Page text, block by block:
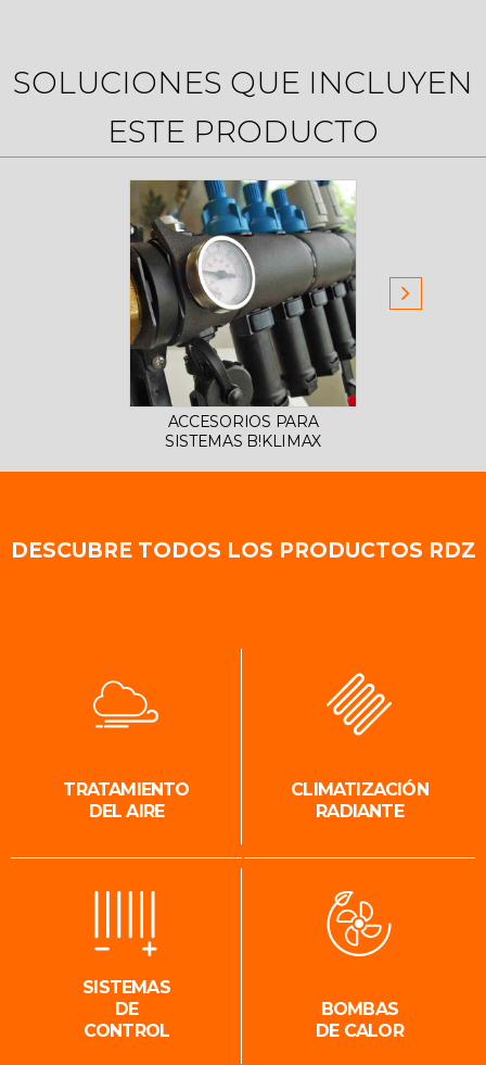
SOLUCIONES QUE INCLUYEN
ESTE PRODUCTO
ACCESORIOS PARA
SISTEMAS B!KLIMAX
DESCUBRE TODOS LOS PRODUCTOS RDZ
TRATAMIENTO
DEL AIRE
CLIMATIZACIÓN
RADIANTE
SISTEMAS
DE
CONTROL
BOMBAS
DE CALOR